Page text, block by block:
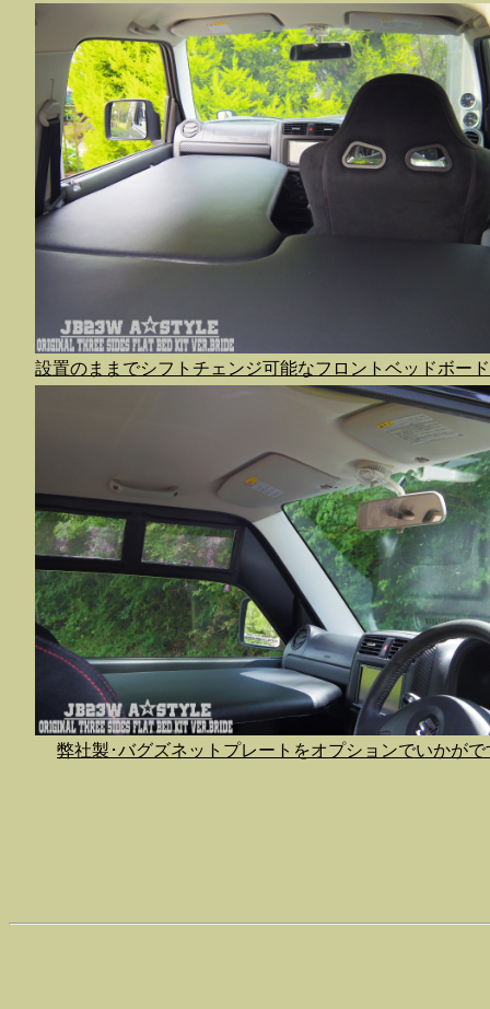
設置のままでシフトチェンジ可能なフロントベッドボー
弊社製･バグズネットプレートをオプションでいかがで